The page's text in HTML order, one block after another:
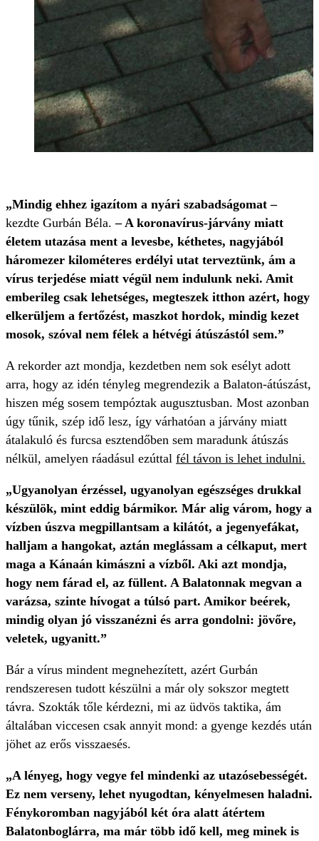
„Mindig ehhez igazítom a nyári szabadságomat –
kezdte Gurbán Béla. – A koronavírus-járvány miatt
életem utazása ment a levesbe, kéthetes, nagyjából
háromezer kilométeres erdélyi utat terveztünk, ám a
vírus terjedése miatt végül nem indulunk neki. Amit
emberileg csak lehetséges, megteszek itthon azért, hogy
elkerüljem a fertőzést, maszkot hordok, mindig kezet
mosok, szóval nem félek a hétvégi átúszástól sem.”
A rekorder azt mondja, kezdetben nem sok esélyt adott
arra, hogy az idén tényleg megrendezik a Balaton-átúszást,
hiszen még sosem tempóztak augusztusban. Most azonban
úgy tűnik, szép idő lesz, így várhatóan a járvány miatt
átalakuló és furcsa esztendőben sem maradunk átúszás
nélkül, amelyen ráadásul ezúttal fél távon is lehet indulni.
„Ugyanolyan érzéssel, ugyanolyan egészséges drukkal
készülök, mint eddig bármikor. Már alig várom, hogy a
vízben úszva megpillantsam a kilátót, a jegenyefákat,
halljam a hangokat, aztán meglássam a célkaput, mert
maga a Kánaán kimászni a vízből. Aki azt mondja,
hogy nem fárad el, az füllent. A Balatonnak megvan a
varázsa, szinte hívogat a túlsó part. Amikor beérek,
mindig olyan jó visszanézni és arra gondolni: jövőre,
veletek, ugyanitt.”
Bár a vírus mindent megnehezített, azért Gurbán
rendszeresen tudott készülni a már oly sokszor megtett
távra. Szokták tőle kérdezni, mi az üdvös taktika, ám
általában viccesen csak annyit mond: a gyenge kezdés után
jöhet az erős visszaesés.
„A lényeg, hogy vegye fel mindenki az utazósebességét.
Ez nem verseny, lehet nyugodtan, kényelmesen haladni.
Fénykoromban nagyjából két óra alatt átértem
Balatonboglárra, ma már több idő kell, meg minek is